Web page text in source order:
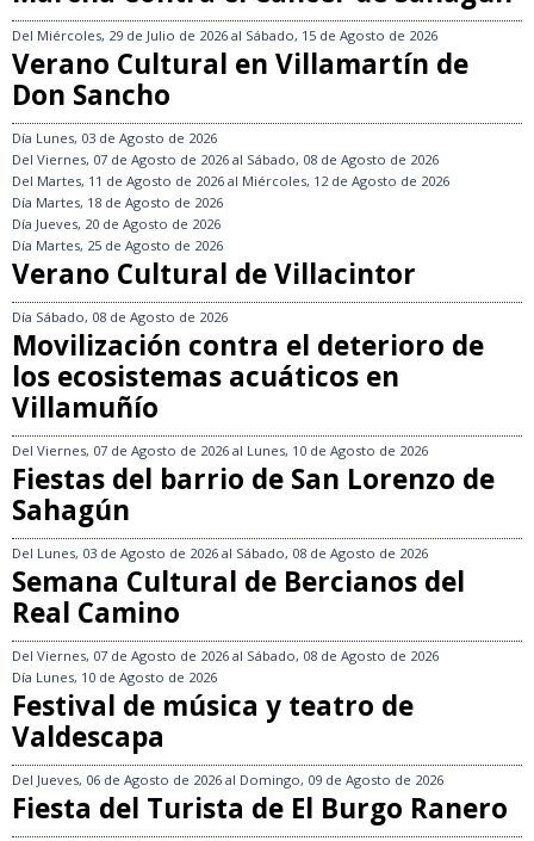
Del Miércoles, 29 de Julio de 2026 al Sábado, 15 de Agosto de 2026
Verano Cultural en Villamartín de
Don Sancho
Día Lunes, 03 de Agosto de 2026
Del Viernes, 07 de Agosto de 2026 al Sábado, 08 de Agosto de 2026
Del Martes, 11 de Agosto de 2026 al Miércoles, 12 de Agosto de 2026
Día Martes, 18 de Agosto de 2026
Día Jueves, 20 de Agosto de 2026
Día Martes, 25 de Agosto de 2026
Verano Cultural de Villacintor
Día Sábado, 08 de Agosto de 2026
Movilización contra el deterioro de
los ecosistemas acuáticos en
Villamuñío
Del Viernes, 07 de Agosto de 2026 al Lunes, 10 de Agosto de 2026
Fiestas del barrio de San Lorenzo de
Sahagún
Del Lunes, 03 de Agosto de 2026 al Sábado, 08 de Agosto de 2026
Semana Cultural de Bercianos del
Real Camino
Del Viernes, 07 de Agosto de 2026 al Sábado, 08 de Agosto de 2026
Día Lunes, 10 de Agosto de 2026
Festival de música y teatro de
Valdescapa
Del Jueves, 06 de Agosto de 2026 al Domingo, 09 de Agosto de 2026
Fiesta del Turista de El Burgo Ranero